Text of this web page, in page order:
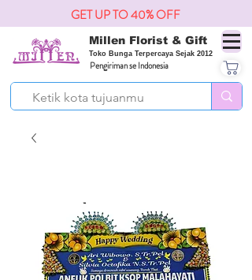
Millen Florist & Gift
Toko Bunga Terpercaya Sejak 2012
Pengiriman se Indonesia
GET UP TO 40% OFF